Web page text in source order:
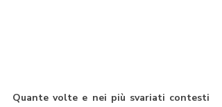
Quante volte e nei più svariati contesti